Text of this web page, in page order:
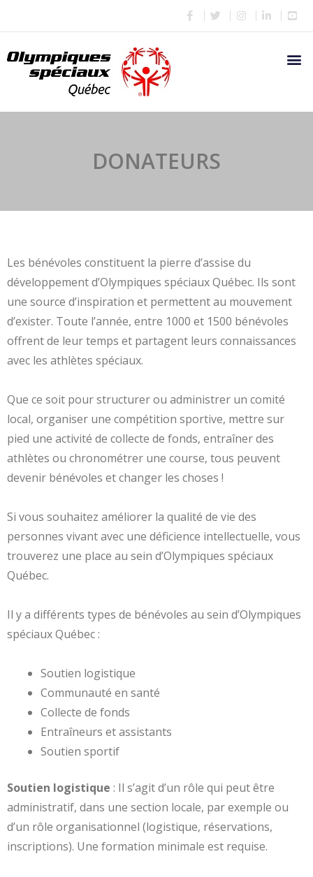
DONATEURS
Les bénévoles constituent la pierre d’assise du
développement d’Olympiques spéciaux Québec. Ils sont
une source d’inspiration et permettent au mouvement
d’exister. Toute l’année, entre 1000 et 1500 bénévoles
offrent de leur temps et partagent leurs connaissances
avec les athlètes spéciaux.
Que ce soit pour structurer ou administrer un comité
local, organiser une compétition sportive, mettre sur
pied une activité de collecte de fonds, entraîner des
athlètes ou chronométrer une course, tous peuvent
devenir bénévoles et changer les choses !
Si vous souhaitez améliorer la qualité de vie des
personnes vivant avec une déficience intellectuelle, vous
trouverez une place au sein d’Olympiques spéciaux
Québec.
Il y a différents types de bénévoles au sein d’Olympiques
spéciaux Québec :
Soutien logistique
Communauté en santé
Collecte de fonds
Entraîneurs et assistants
Soutien sportif
Soutien logistique : Il s’agit d’un rôle qui peut être
administratif, dans une section locale, par exemple ou
d’un rôle organisationnel (logistique, réservations,
inscriptions). Une formation minimale est requise.